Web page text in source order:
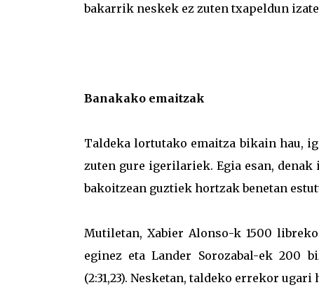
bakarrik neskek ez zuten txapeldun
Banakako emaitzak
Taldeka lortutako emaitza bikain hau,
zuten gure igerilariek. Egia esan,
bakoitzean guztiek hortzak benetan
Mutiletan, Xabier Alonso-k 1500
eginez eta Lander Sorozabal-ek 200
(2:31,23). Nesketan, taldeko errekor